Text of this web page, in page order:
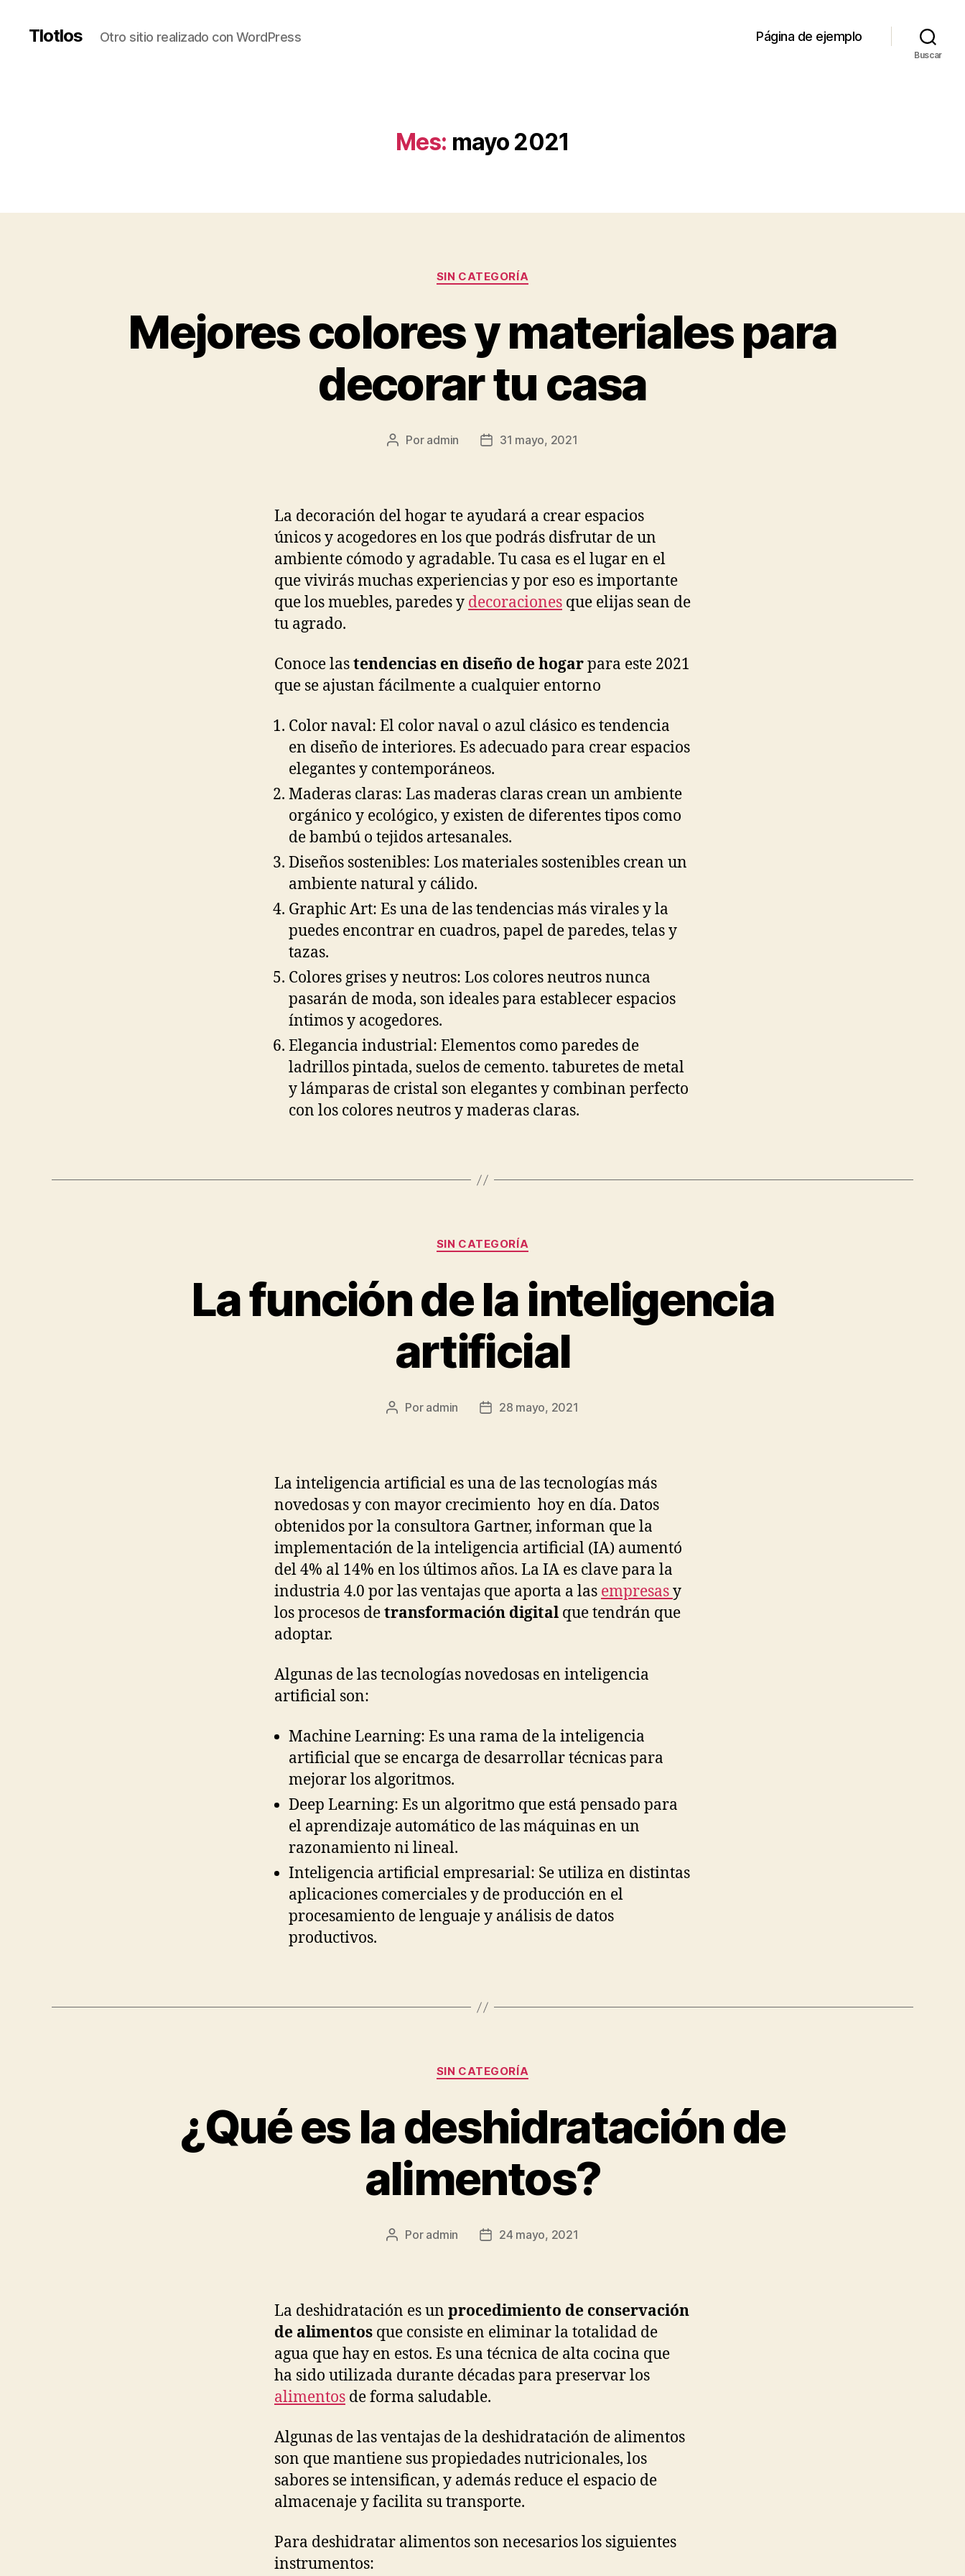
Tlotlos Otro sitio realizado con WordPress Página de ejemplo
Buscar
Mes: mayo 2021
Categorías
SIN CATEGORÍA
Mejores colores y materiales para
decorar tu casa
Autor
Por admin
Fecha31 mayo, 2021
La decoración del hogar te ayudará a crear espacios
únicos y acogedores en los que podrás disfrutar de un
ambiente cómodo y agradable. Tu casa es el lugar en el
que vivirás muchas experiencias y por eso es importante
que los muebles, paredes y decoraciones que elijas sean de
tu agrado.
Conoce lastendencias en diseño de hogarpara este 2021
que se ajustan fácilmente a cualquier entorno
Color naval: El color naval o azul clásico es tendencia
en diseño de interiores. Es adecuado para crear espacios
elegantes y contemporáneos.
Maderas claras: Las maderas claras crean un ambiente
orgánico y ecológico, y existen de diferentes tipos como
de bambú o tejidos artesanales.
Diseños sostenibles: Los materiales sostenibles crean un
ambiente natural y cálido.
Graphic Art: Es una de las tendencias más virales y la
puedes encontrar en cuadros, papel de paredes, telas y
tazas.
Colores grises y neutros: Los colores neutros nunca
pasarán de moda, son ideales para establecer espacios
íntimos y acogedores.
Elegancia industrial: Elementos como paredes de
ladrillos pintada, suelos de cemento. taburetes de metal
y lámparas de cristal son elegantes y combinan perfecto
con los colores neutros y maderas claras.
Categorías
SIN CATEGORÍA
La función de la inteligencia
artificial
Autor
Por admin
Fecha28 mayo, 2021
La inteligencia artificial es una de las tecnologías más
novedosas y con mayor crecimiento hoy en día. Datos
obtenidos por la consultora Gartner, informan que la
implementación de la inteligencia artificial (IA) aumentó
del 4% al 14% en los últimos años. La IA es clave para la
industria 4.0 por las ventajas que aporta a las empresasy
los procesos detransformación digital que tendrán que
adoptar.
Algunas de las tecnologías novedosas en inteligencia
artificial son:
Machine Learning: Es una rama de la inteligencia
artificial que se encarga de desarrollar técnicas para
mejorar los algoritmos.
Deep Learning: Es un algoritmo que está pensado para
el aprendizaje automático de las máquinas en un
razonamiento ni lineal.
Inteligencia artificial empresarial: Se utiliza en distintas
aplicaciones comerciales y de producción en el
procesamiento de lenguaje y análisis de datos
productivos.
Categorías
SIN CATEGORÍA
¿Qué es la deshidratación de
alimentos?
Autor
Por admin
Fecha24 mayo, 2021
La deshidratación es un procedimiento de conservación
de alimentos que consiste en eliminar la totalidad de
agua que hay en estos. Es una técnica de alta cocina que
ha sido utilizada durante décadas para preservar los
alimentos de forma saludable.
Algunas de las ventajas de la deshidratación de alimentos
son que mantiene sus propiedades nutricionales, los
sabores se intensifican, y además reduce el espacio de
almacenaje y facilita su transporte.
Para deshidratar alimentos son necesarios los siguientes
instrumentos: